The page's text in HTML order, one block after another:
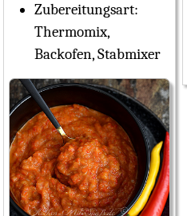
Zubereitungsart:
Thermomix,
Backofen, Stabmixer